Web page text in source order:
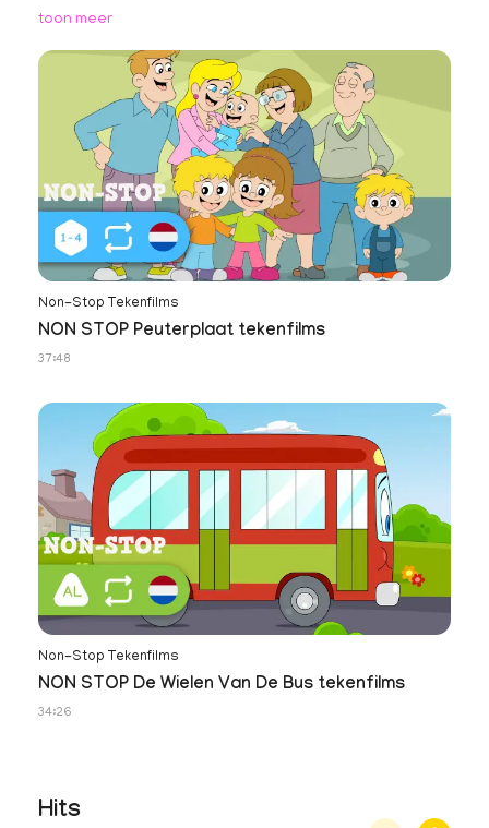
toon meer
Non-Stop Tekenfilms
NON STOP Peuterplaat tekenfilms
37:48
Non-Stop Tekenfilms
NON STOP De Wielen Van De Bus tekenfilms
34:26
Hits